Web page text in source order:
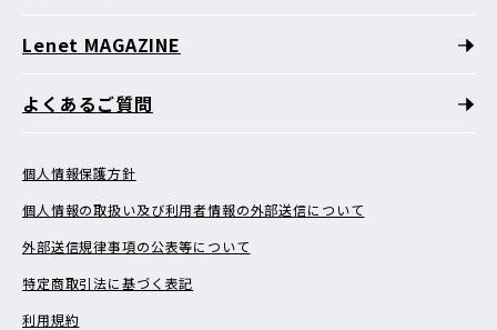
Lenet MAGAZINE
よくあるご質問
個人情報保護方針
個人情報の取扱い及び利用者情報の外部送信について
外部送信規律事項の公表等について
特定商取引法に基づく表記
利用規約